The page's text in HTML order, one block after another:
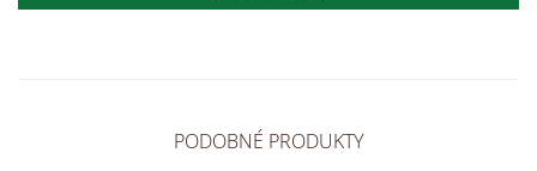
PODOBNÉ PRODUKTY